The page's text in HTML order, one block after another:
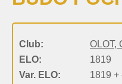
Club:
OLOT,
ELO:
1819
Var. ELO:
1819 +